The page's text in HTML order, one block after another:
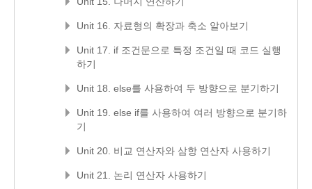
Unit 16. 자료형의 확장과 축소 알아보기
Unit 17. if 조건문으로 특정 조건일 때 코드 실행
하기
Unit 18. else를 사용하여 두 방향으로 분기하기
Unit 19. else if를 사용하여 여러 방향으로 분기하
기
Unit 20. 비교 연산자와 삼항 연산자 사용하기
Unit 21. 논리 연산자 사용하기